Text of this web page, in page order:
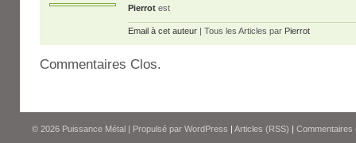
Pierrot est
Email à cet auteur | Tous les Articles par Pierrot
Commentaires Clos.
© 2026 Puissance Métal | Propulsé par WordPress | Articles (RSS) | Commentaires